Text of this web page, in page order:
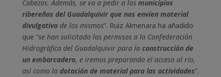
Cabezos. Además, se va a pedir a losmunicipios
ribereños del Guadalquivir que nos envíen material
divulgativode los mismos”. Ruiz Almenara ha añadido
que “se han solicitado los permisos a la Confederación
Hidrográfica del Guadalquivir para la construcción de
un embarcadero, e iremos preparando el acceso al río,
así como la dotación de material para las actividades”.